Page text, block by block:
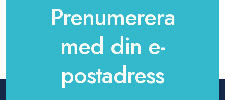
Prenumerera
med din e-
postadress